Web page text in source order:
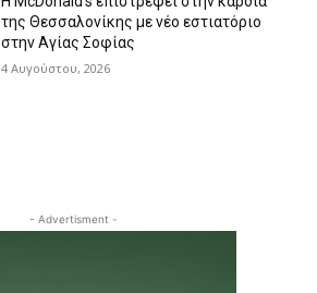
της Θεσσαλονίκης με νέο εστιατόριο
στην Αγίας Σοφίας
4 Αυγούστου, 2026
- Advertisment -